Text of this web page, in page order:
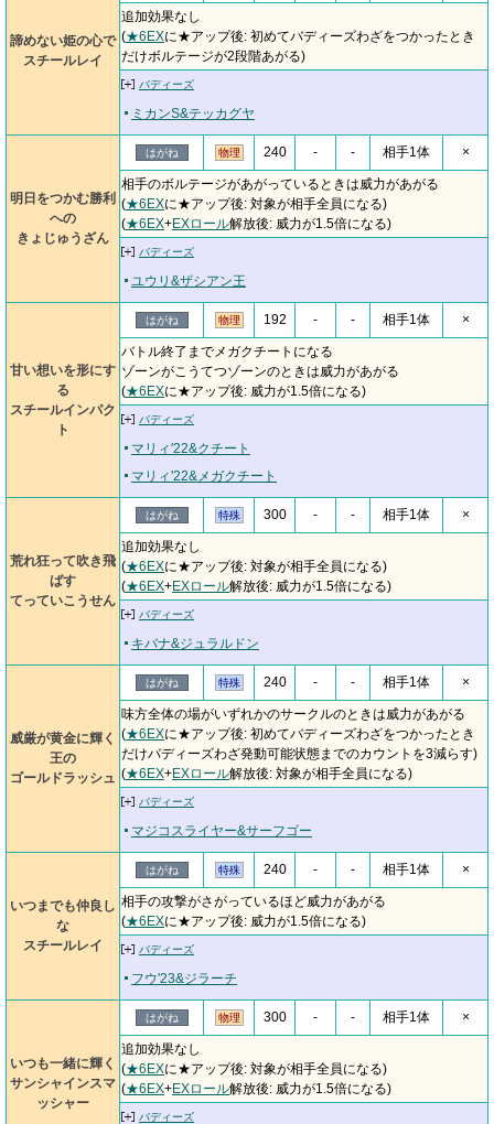
諦めない姫の心で
スチールレイ
追加効果なし
(★6EXに★アップ後: 初めてバディーズわざをつかったとき
だけボルテージが2段階あがる)
バディーズ
ミカンS&テッカグヤ
明日をつかむ勝利
への
きょじゅうざん
はがね 物理 240 - - 相手1体 ×
相手のボルテージがあがっているときは威力があがる
(★6EXに★アップ後: 対象が相手全員になる)
(★6EX+EXロール解放後: 威力が1.5倍になる)
バディーズ
ユウリ&ザシアン王
甘い想いを形にす
る
スチールインパク
ト
はがね 物理 192 - - 相手1体 ×
バトル終了までメガクチートになる
ゾーンがこうてつゾーンのときは威力があがる
(★6EXに★アップ後: 威力が1.5倍になる)
バディーズ
マリィ'22&クチート
マリィ'22&メガクチート
荒れ狂って吹き飛
ばす
てっていこうせん
はがね 特殊 300 - - 相手1体 ×
追加効果なし
(★6EXに★アップ後: 対象が相手全員になる)
(★6EX+EXロール解放後: 威力が1.5倍になる)
バディーズ
キバナ&ジュラルドン
威厳が黄金に輝く
王の
ゴールドラッシュ
はがね 特殊 240 - - 相手1体 ×
味方全体の場がいずれかのサークルのときは威力があがる
(★6EXに★アップ後: 初めてバディーズわざをつかったとき
だけバディーズわざ発動可能状態までのカウントを3減らす)
(★6EX+EXロール解放後: 対象が相手全員になる)
バディーズ
マジコスライヤー&サーフゴー
いつまでも仲良し
な
スチールレイ
はがね 特殊 240 - - 相手1体 ×
相手の攻撃がさがっているほど威力があがる
(★6EXに★アップ後: 威力が1.5倍になる)
バディーズ
フウ'23&ジラーチ
いつも一緒に輝く
サンシャインスマ
ッシャー
はがね 物理 300 - - 相手1体 ×
追加効果なし
(★6EXに★アップ後: 対象が相手全員になる)
(★6EX+EXロール解放後: 威力が1.5倍になる)
バディーズ